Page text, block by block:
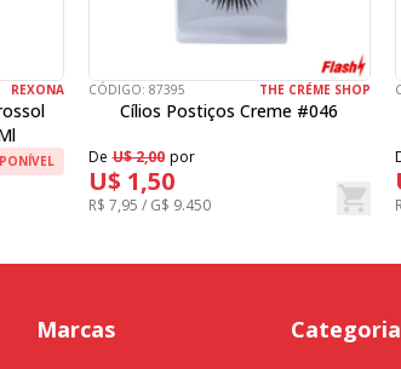
REXONA CÓDIGO: 87395 THE CRÉME SHOP
Cílios Postiços Creme #046
De U$ 2,00 por
U$ 1,50
R$ 7,95 / G$ 9.450
Marcas